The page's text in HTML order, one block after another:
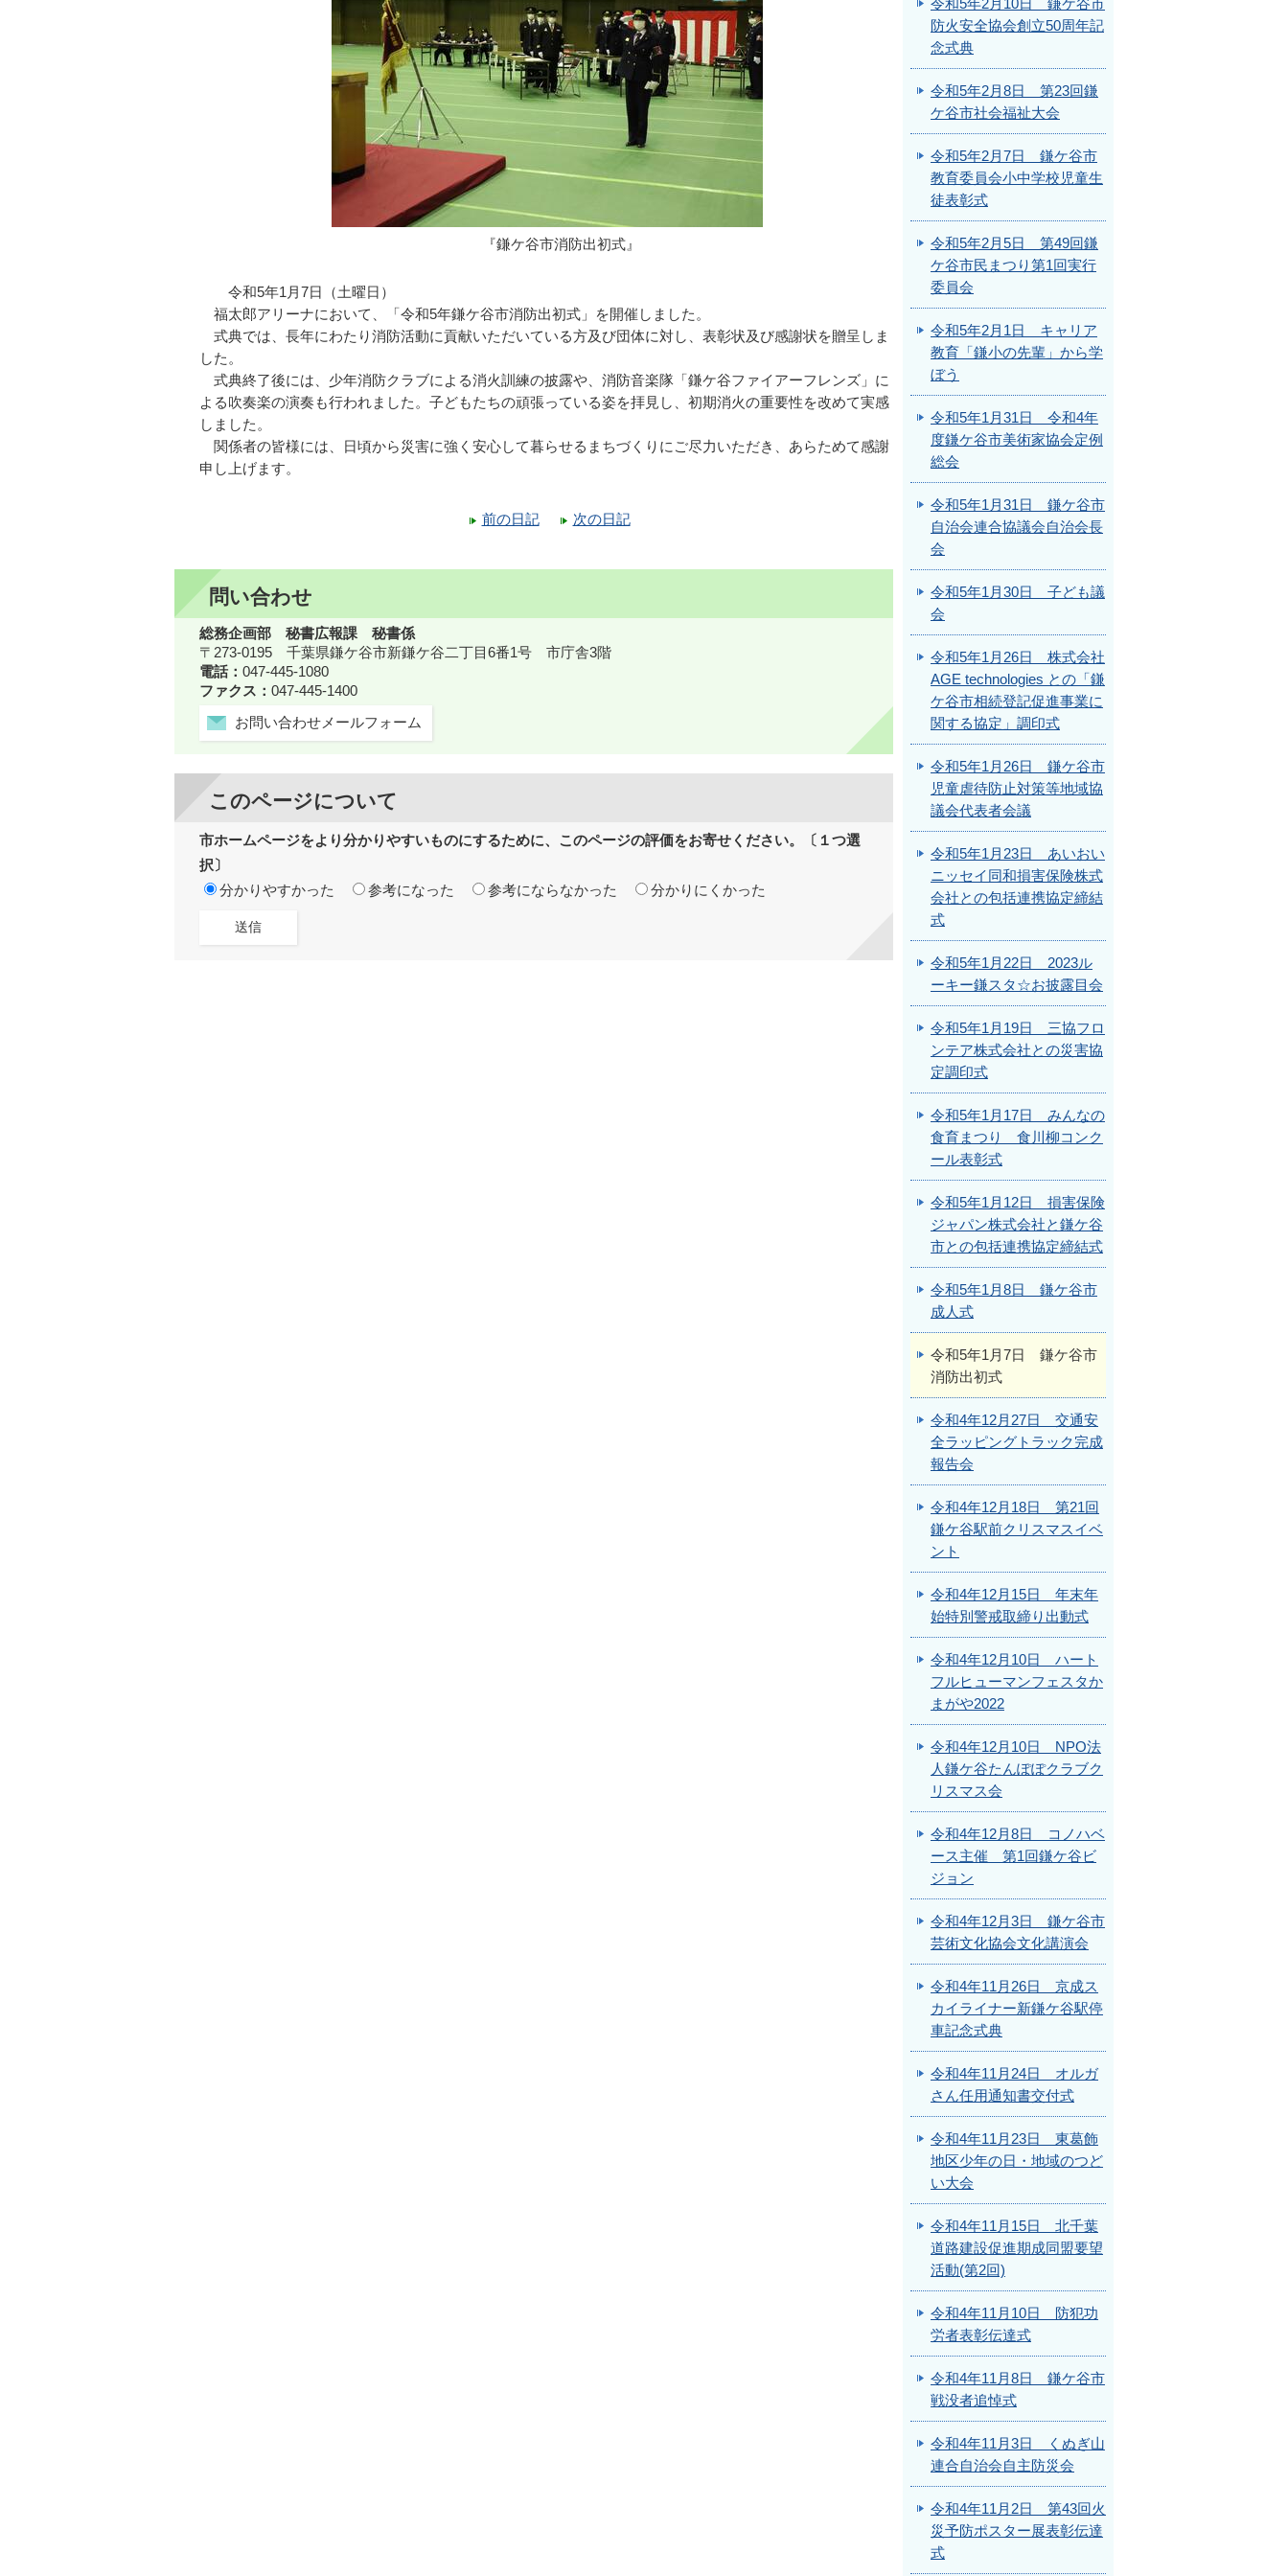
『鎌ケ谷市消防出初式』
令和5年1月7日（土曜日）
福太郎アリーナにおいて、「令和5年鎌ケ谷市消防出初式」を開催しました。
式典では、長年にわたり消防活動に貢献いただいている方及び団体に対し、表彰状及び感謝状を贈呈しま
した。
式典終了後には、少年消防クラブによる消火訓練の披露や、消防音楽隊「鎌ケ谷ファイアーフレンズ」に
よる吹奏楽の演奏も行われました。子どもたちの頑張っている姿を拝見し、初期消火の重要性を改めて実感
しました。
関係者の皆様には、日頃から災害に強く安心して暮らせるまちづくりにご尽力いただき、あらためて感謝
申し上げます。
前の日記 次の日記
問い合わせ
総務企画部 秘書広報課 秘書係
〒273-0195 千葉県鎌ケ谷市新鎌ケ谷二丁目6番1号 市庁舎3階
電話： 047-445-1080
ファクス： 047-445-1400
お問い合わせメールフォーム
このページについて
市ホームページをより分かりやすいものにするために、このページの評価をお寄せください。〔１つ選
択〕
分かりやすかった
参考になった 参考にならなかった 分かりにくかった
令和5年2月10日 鎌ケ谷市
防火安全協会創立50周年記
念式典
令和5年2月8日 第23回鎌
ケ谷市社会福祉大会
令和5年2月7日 鎌ケ谷市
教育委員会小中学校児童生
徒表彰式
令和5年2月5日 第49回鎌
ケ谷市民まつり第1回実行
委員会
令和5年2月1日 キャリア
教育「鎌小の先輩」から学
ぼう
令和5年1月31日 令和4年
度鎌ケ谷市美術家協会定例
総会
令和5年1月31日 鎌ケ谷市
自治会連合協議会自治会長
会
令和5年1月30日 子ども議
会
令和5年1月26日 株式会社
AGE technologies との「鎌
ケ谷市相続登記促進事業に
関する協定」調印式
令和5年1月26日 鎌ケ谷市
児童虐待防止対策等地域協
議会代表者会議
令和5年1月23日 あいおい
ニッセイ同和損害保険株式
会社との包括連携協定締結
式
令和5年1月22日 2023ル
ーキー鎌スタ☆お披露目会
令和5年1月19日 三協フロ
ンテア株式会社との災害協
定調印式
令和5年1月17日 みんなの
食育まつり 食川柳コンク
ール表彰式
令和5年1月12日 損害保険
ジャパン株式会社と鎌ケ谷
市との包括連携協定締結式
令和5年1月8日 鎌ケ谷市
成人式
令和5年1月7日 鎌ケ谷市
消防出初式
令和4年12月27日 交通安
全ラッピングトラック完成
報告会
令和4年12月18日 第21回
鎌ケ谷駅前クリスマスイベ
ント
令和4年12月15日 年末年
始特別警戒取締り出動式
令和4年12月10日 ハート
フルヒューマンフェスタか
まがや2022
令和4年12月10日 NPO法
人鎌ケ谷たんぽぽクラブク
リスマス会
令和4年12月8日 コノハベ
ース主催 第1回鎌ケ谷ビ
ジョン
令和4年12月3日 鎌ケ谷市
芸術文化協会文化講演会
令和4年11月26日 京成ス
カイライナー新鎌ケ谷駅停
車記念式典
令和4年11月24日 オルガ
さん任用通知書交付式
令和4年11月23日 東葛飾
地区少年の日・地域のつど
い大会
令和4年11月15日 北千葉
道路建設促進期成同盟要望
活動(第2回)
令和4年11月10日 防犯功
労者表彰伝達式
令和4年11月8日 鎌ケ谷市
戦没者追悼式
令和4年11月3日 くぬぎ山
連合自治会自主防災会
令和4年11月2日 第43回火
災予防ポスター展表彰伝達
式